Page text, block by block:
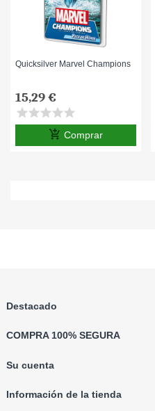
Quicksilver Marvel Champions
15,29 €
starstarstarstarstar
add_shopping_cart Comprar
Destacado
COMPRA 100% SEGURA
Su cuenta
Información de la tienda